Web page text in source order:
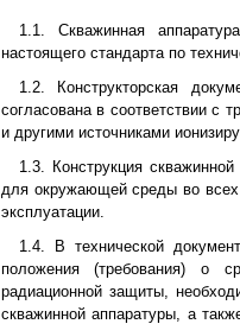
1.1. Скважинная
настоящего стандарта по
1.2. Конструкторская
согласована в соответствии с
и другими источниками
1.3. Конструкция
для окружающей среды во всех
эксплуатации.
1.4. В технической
положения (требования) о
радиационной защиты,
скважинной аппаратуры, а